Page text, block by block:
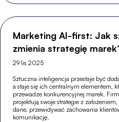
Marketing AI-first: Jak
zmienia strategię
29 lis 2025
Sztuczna inteligencja przestaje być
a staje się ich centralnym elementem,
przewadze konkurencyjnej marek.
projektują swoje strategie z
dane, przewidywać zachowania
komunikację.